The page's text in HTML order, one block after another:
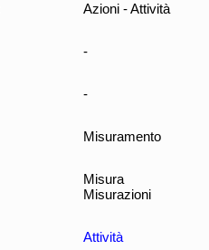
Azioni - Attività
-
-
Misuramento
Misura
Misurazioni
Attività